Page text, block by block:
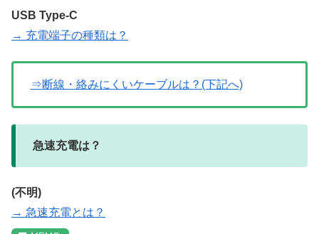
USB Type-C
→ 充電端子の種類は？
⇒断線・絡みにくいケーブルは？(下記へ)
急速充電は？
(不明)
→ 急速充電とは？